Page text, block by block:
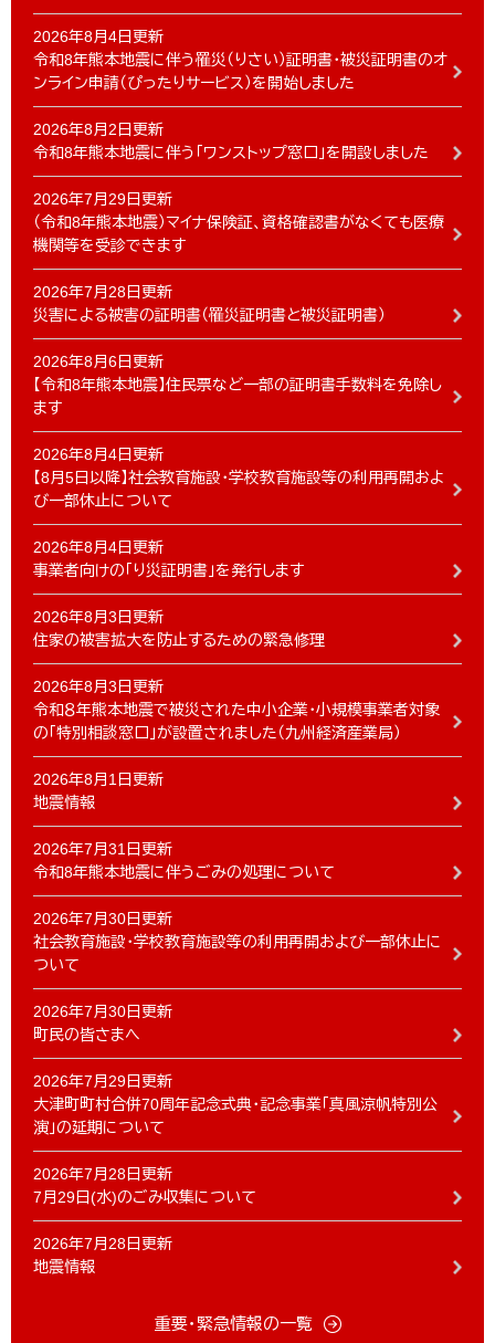
2026年8月4日更新
令和8年熊本地震に伴う罹災（りさい）証明書・被災証明書のオ
ンライン申請（ぴったりサービス）を開始しました
2026年8月2日更新
令和8年熊本地震に伴う「ワンストップ窓口」を開設しました
2026年7月29日更新
（令和8年熊本地震）マイナ保険証、資格確認書がなくても医療
機関等を受診できます
2026年7月28日更新
災害による被害の証明書（罹災証明書と被災証明書）
2026年8月6日更新
【令和8年熊本地震】住民票など一部の証明書手数料を免除し
ます
2026年8月4日更新
【8月5日以降】社会教育施設・学校教育施設等の利用再開およ
び一部休止について
2026年8月4日更新
事業者向けの「り災証明書」を発行します
2026年8月3日更新
住家の被害拡大を防止するための緊急修理
2026年8月3日更新
令和８年熊本地震で被災された中小企業・小規模事業者対象
の「特別相談窓口」が設置されました（九州経済産業局）
2026年8月1日更新
地震情報
2026年7月31日更新
令和8年熊本地震に伴うごみの処理について
2026年7月30日更新
社会教育施設・学校教育施設等の利用再開および一部休止に
ついて
2026年7月30日更新
町民の皆さまへ
2026年7月29日更新
大津町町村合併70周年記念式典・記念事業「真風涼帆特別公
演」の延期について
2026年7月28日更新
7月29日(水)のごみ収集について
2026年7月28日更新
地震情報
重要・緊急情報の一覧